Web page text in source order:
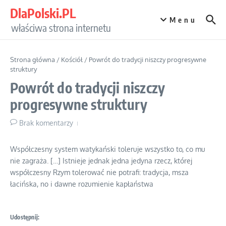
DlaPolski.PL
właściwa strona internetu
Menu
Strona główna / Kościół / Powrót do tradycji niszczy progresywne
struktury
Powrót do tradycji niszczy
progresywne struktury
Brak komentarzy
Współczesny system watykański toleruje wszystko to, co mu
nie zagraża. […] Istnieje jednak jedna jedyna rzecz, której
współczesny Rzym tolerować nie potrafi: tradycja, msza
łacińska, no i dawne rozumienie kapłaństwa
Udostępnij: